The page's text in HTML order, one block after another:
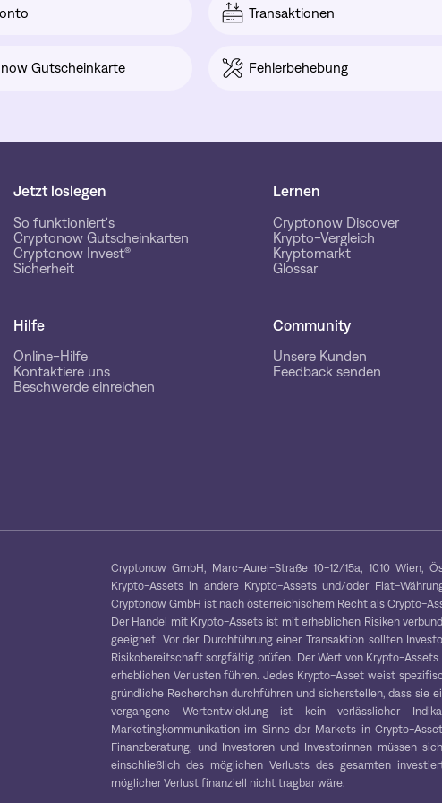
Transaktionen
Gutscheinkarte Fehlerbehebung
Jetzt loslegen
So funktioniert's
Cryptonow Gutscheinkarten
Cryptonow Invest®
Sicherheit
Lernen
Cryptonow Discover
Krypto-Vergleich
Kryptomarkt
Glossar
Hilfe
Online-Hilfe
Kontaktiere uns
Beschwerde einreichen
Community
Unsere Kunden
Feedback senden
Cryptonow GmbH, Marc-Aurel-Straße 10-12/15a, 1010 Wien,
Krypto-Assets in andere Krypto-Assets und/oder Fiat-
Cryptonow GmbH ist nach österreichischem Recht als Crypto-
Der Handel mit Krypto-Assets ist mit erheblichen Risiken
geeignet. Vor der Durchführung einer Transaktion sollten
Risikobereitschaft sorgfältig prüfen. Der Wert von Krypto-
erheblichen Verlusten führen. Jedes Krypto-Asset weist
gründliche Recherchen durchführen und sicherstellen, dass sie
vergangene Wertentwicklung ist kein verlässlicher
Marketingkommunikation im Sinne der Markets in Crypto-
Finanzberatung, und Investoren und Investorinnen müssen
einschließlich des möglichen Verlusts des gesamten
möglicher Verlust finanziell nicht tragbar wäre.